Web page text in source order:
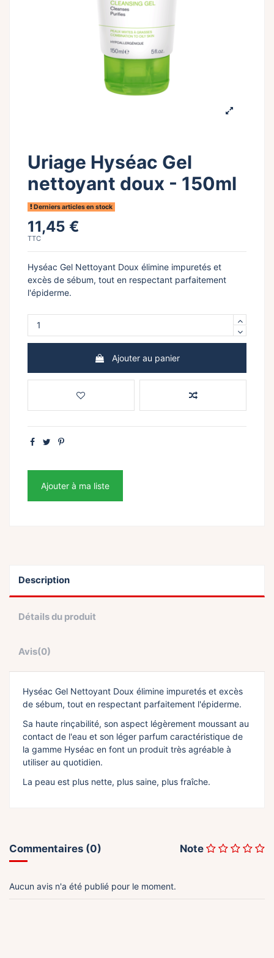
Uriage Hyséac Gel
nettoyant doux - 150ml
Derniers articles en stock
11,45 €
TTC
Hyséac Gel Nettoyant Doux élimine impuretés et
excès de sébum, tout en respectant parfaitement
l'épiderme.
Ajouter au panier
Ajouter à ma liste
Description
Détails du produit
Avis(0)
Hyséac Gel Nettoyant Doux élimine impuretés et excès
de sébum, tout en respectant parfaitement l'épiderme.
Sa haute rinçabilité, son aspect légèrement moussant au
contact de l'eau et son léger parfum caractéristique de
la gamme Hyséac en font un produit très agréable à
utiliser au quotidien.
La peau est plus nette, plus saine, plus fraîche.
Note
Commentaires (0)
Aucun avis n'a été publié pour le moment.